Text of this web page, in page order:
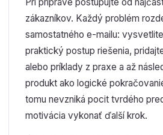
zákazníkov. Každý problém
samostatného e-mailu:
praktický postup riešenia,
alebo príklady z praxe a až
produkt ako logické
tomu nevzniká pocit tvrdého
motivácia vykonať ďalší krok.